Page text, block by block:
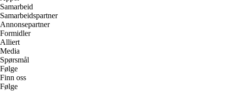
Samarbeid
Samarbeidspartner
Annonsepartner
Formidler
Alliert
Media
Spørsmål
Følge
Finn oss
Følge